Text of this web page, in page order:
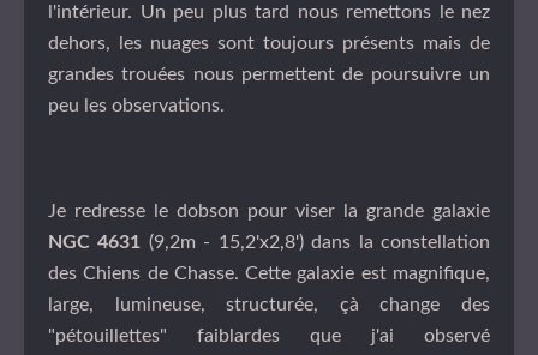
l'intérieur. Un peu plus tard nous remettons le nez
dehors, les nuages sont toujours présents mais de
grandes trouées nous permettent de poursuivre un
peu les observations.
Je redresse le dobson pour viser la grande galaxie
NGC 4631 (9,2m - 15,2'x2,8') dans la constellation
des Chiens de Chasse. Cette galaxie est magnifique,
large, lumineuse, structurée, çà change des
"pétouillettes" faiblardes que j'ai observé